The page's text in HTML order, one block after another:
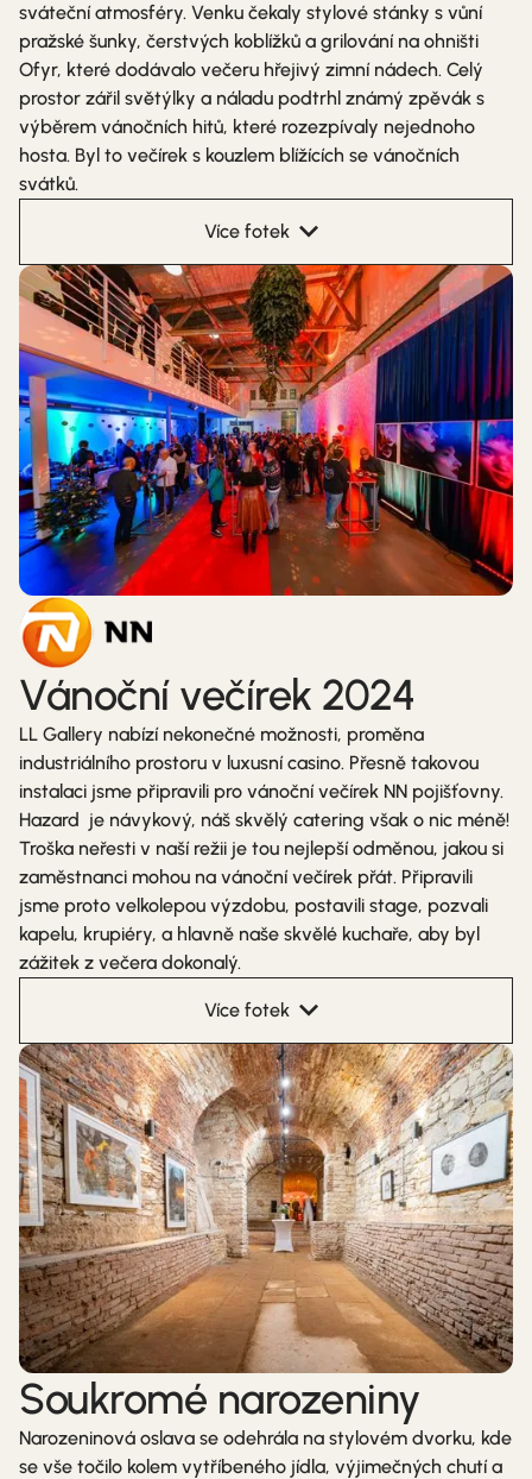
sváteční atmosféry. Venku čekaly stylové stánky s vůní
pražské šunky, čerstvých koblížků a grilování na ohništi
Ofyr, které dodávalo večeru hřejivý zimní nádech. Celý
prostor zářil světýlky a náladu podtrhl známý zpěvák s
výběrem vánočních hitů, které rozezpívaly nejednoho
hosta. Byl to večírek s kouzlem blížících se vánočních
svátků.
Více fotek
Vánoční večírek 2024
LL Gallery nabízí nekonečné možnosti, proměna
industriálního prostoru v luxusní casino. Přesně takovou
instalaci jsme připravili pro vánoční večírek NN pojišťovny.
Hazard je návykový, náš skvělý catering však o nic méně!
Troška neřesti v naší režii je tou nejlepší odměnou, jakou si
zaměstnanci mohou na vánoční večírek přát. Připravili
jsme proto velkolepou výzdobu, postavili stage, pozvali
kapelu, krupiéry, a hlavně naše skvělé kuchaře, aby byl
zážitek z večera dokonalý.
Více fotek
Soukromé narozeniny
Narozeninová oslava se odehrála na stylovém dvorku, kde
se vše točilo kolem vytříbeného jídla, výjimečných chutí a